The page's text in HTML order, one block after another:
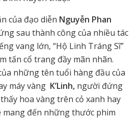
của đạo diễn Nguyễn Phan
sau thành công của nhiều tác
vang lớn, “Hộ Linh Tráng Sĩ”
tấn cổ trang đầy mãn nhãn.
những tên tuổi hàng đầu của
máy vàng K’Linh, người đứng
hoa vàng trên cỏ xanh hay
mang đến những thước phim